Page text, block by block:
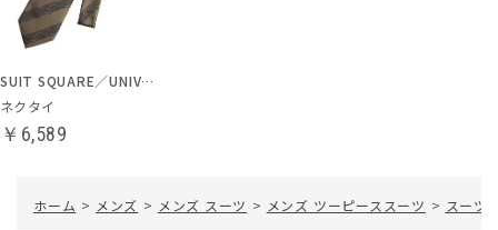
SUIT SQUARE／UNIVERSAL LANGUAGE
ネクタイ
￥6,589
ホーム > メンズ > メンズ スーツ > メンズ ツーピーススーツ > スーツ